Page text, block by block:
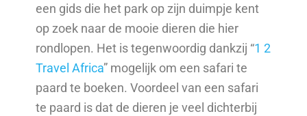
een gids die het park op zijn duimpje kent
op zoek naar de mooie dieren die hier
rondlopen. Het is tegenwoordig dankzij “1 2
Travel Africa” mogelijk om een safari te
paard te boeken. Voordeel van een safari
te paard is dat de dieren je veel dichterbij